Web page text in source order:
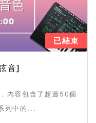
已結束
音]
內容包含了超過50個
列中的...